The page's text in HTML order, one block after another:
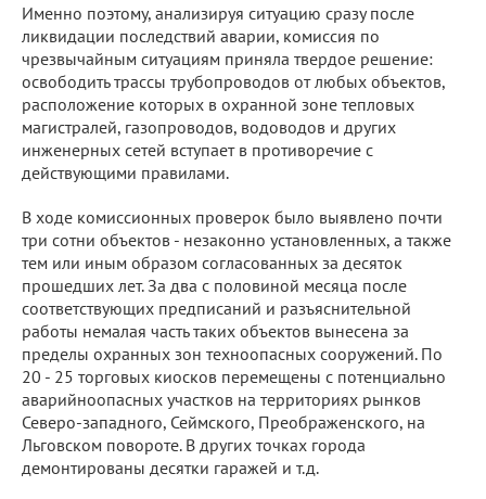
Именно поэтому, анализируя ситуацию сразу после
ликвидации последствий аварии, комиссия по
чрезвычайным ситуациям приняла твердое решение:
освободить трассы трубопроводов от любых объектов,
расположение которых в охранной зоне тепловых
магистралей, газопроводов, водоводов и других
инженерных сетей вступает в противоречие с
действующими правилами.
В ходе комиссионных проверок было выявлено почти
три сотни объектов - незаконно установленных, а также
тем или иным образом согласованных за десяток
прошедших лет. За два с половиной месяца после
соответствующих предписаний и разъяснительной
работы немалая часть таких объектов вынесена за
пределы охранных зон техноопасных сооружений. По
20 - 25 торговых киосков перемещены с потенциально
аварийноопасных участков на территориях рынков
Северо-западного, Сеймского, Преображенского, на
Льговском повороте. В других точках города
демонтированы десятки гаражей и т.д.